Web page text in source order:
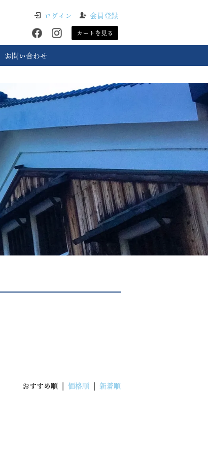
ログイン 会員登録
カートを見る
お問い合わせ
おすすめ順 | 価格順 | 新着順